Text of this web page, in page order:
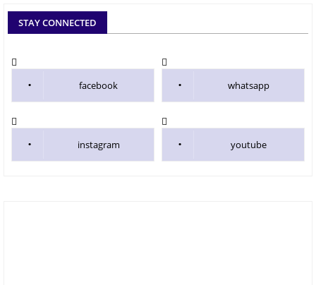
STAY CONNECTED
facebook whatsapp
instagram youtube